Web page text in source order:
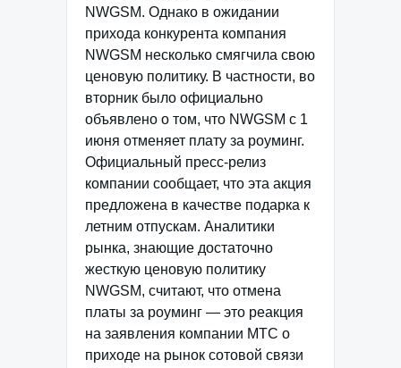
NWGSM. Однако в ожидании
прихода конкурента компания
NWGSM несколько смягчила свою
ценовую политику. В частности, во
вторник было официально
объявлено о том, что NWGSM с 1
июня отменяет плату за роуминг.
Официальный пресс-релиз
компании сообщает, что эта акция
предложена в качестве подарка к
летним отпускам. Аналитики
рынка, знающие достаточно
жесткую ценовую политику
NWGSM, считают, что отмена
платы за роуминг — это реакция
на заявления компании МТС о
приходе на рынок сотовой связи